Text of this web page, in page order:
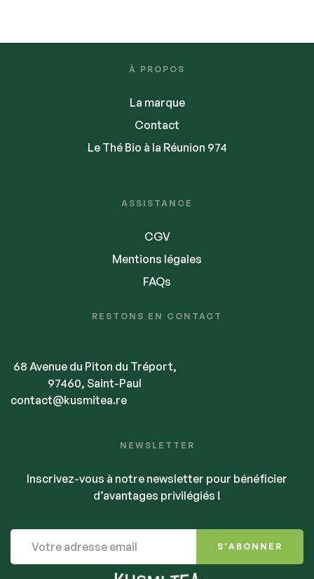
À PROPOS
La marque
Contact
Le Thé Bio à la Réunion 974
ASSISTANCE
CGV
Mentions légales
FAQs
RESTONS EN CONTACT
68 Avenue du Piton du Tréport,
97460, Saint-Paul
contact@kusmitea.re
NEWSLETTER
Inscrivez-vous à notre newsletter pour bénéficier
d’avantages privilégiés !
S'ABONNER